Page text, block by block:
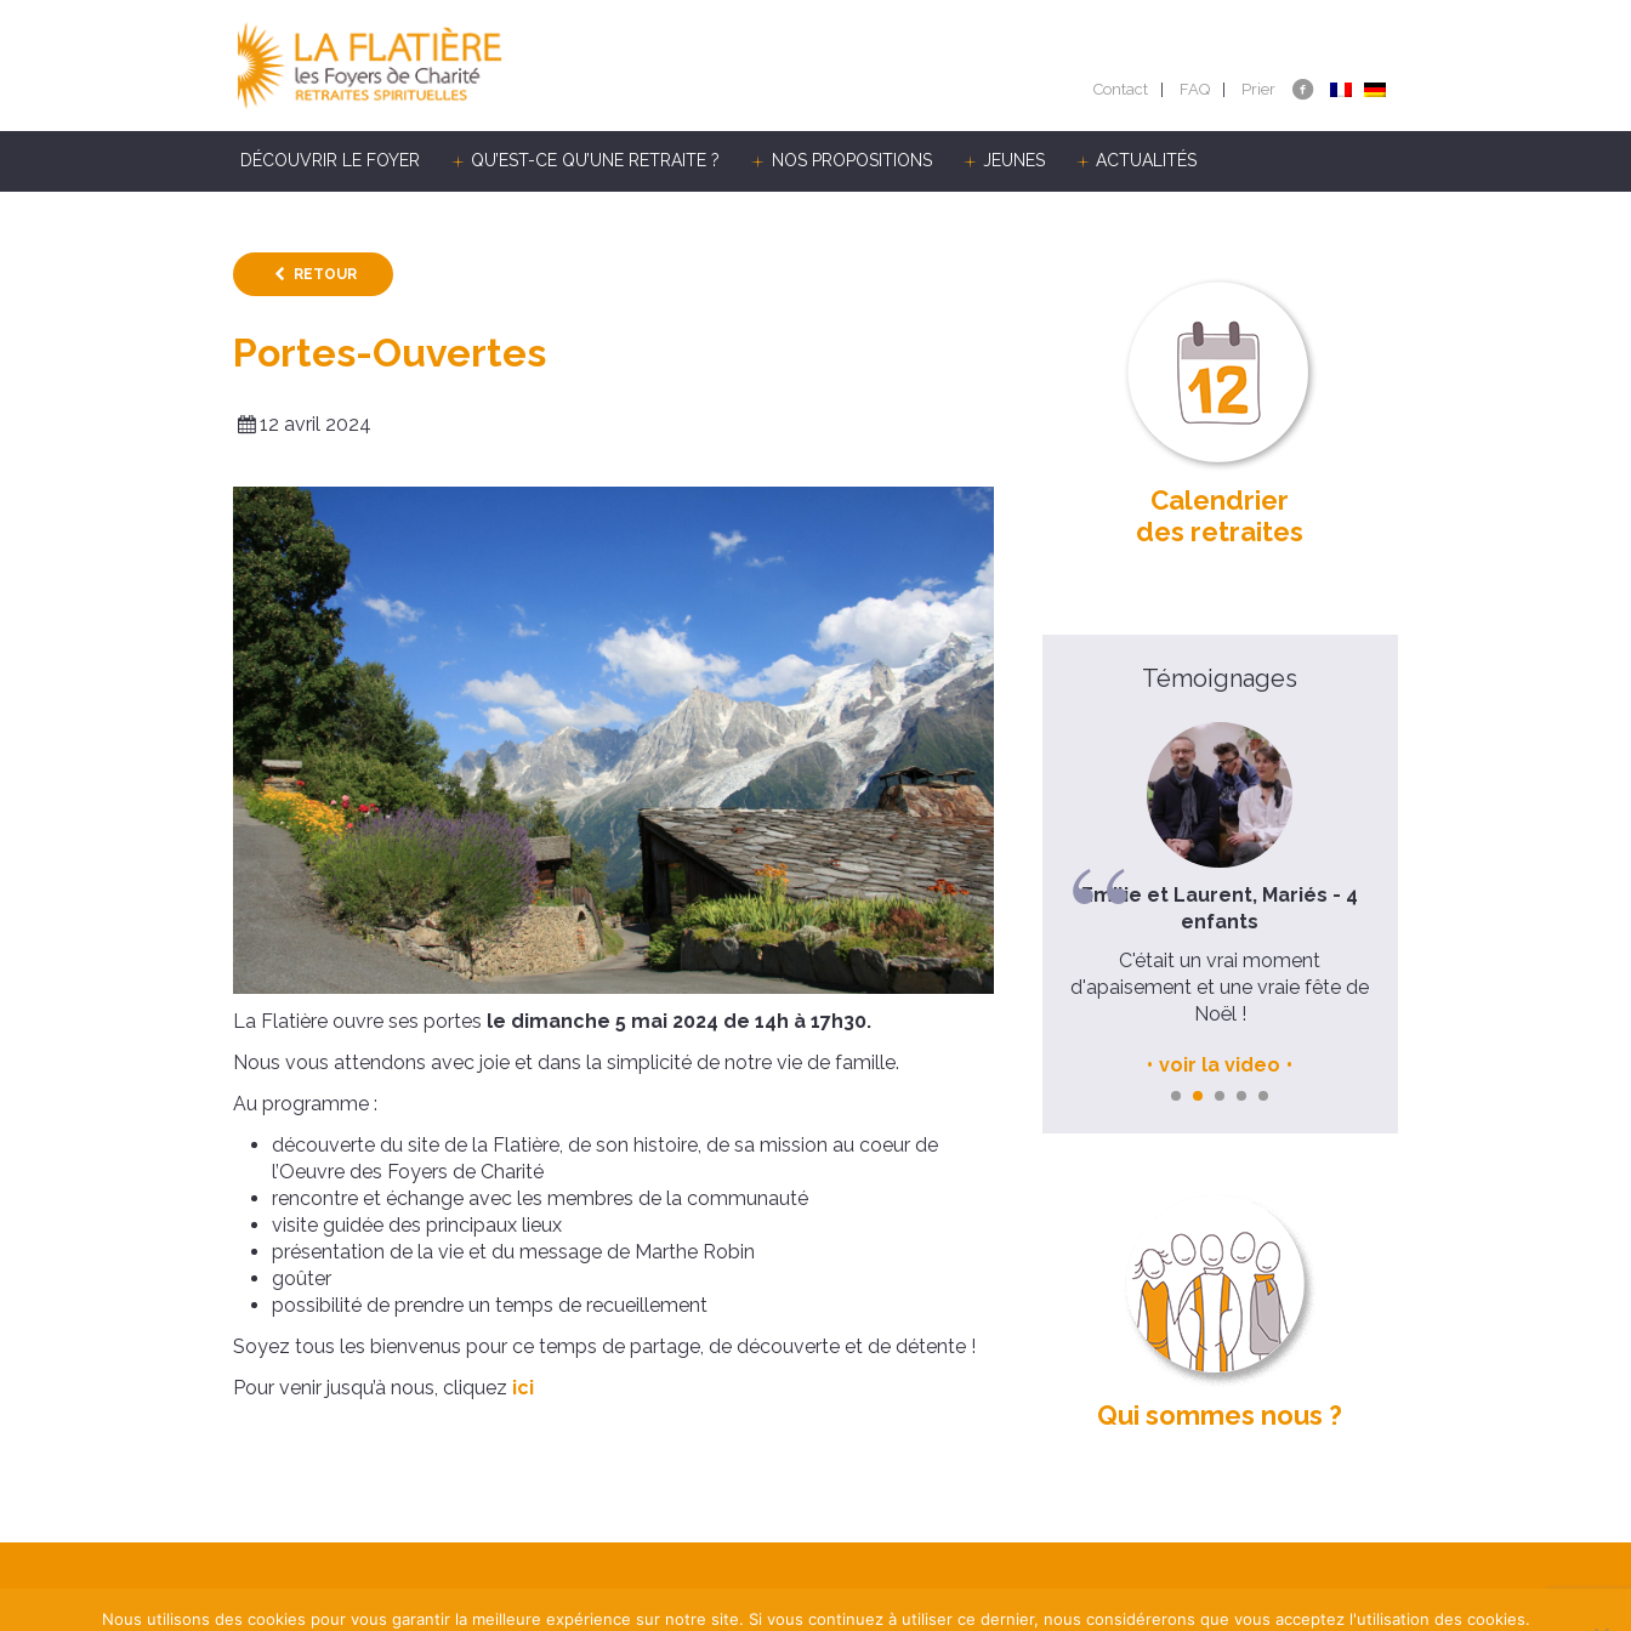
Contact FAQ Prier
DÉCOUVRIR LE FOYER QU’EST-CE QU’UNE RETRAITE ? NOS PROPOSITIONS JEUNES ACTUALITÉS
RETOUR
Portes-Ouvertes
12 avril 2024
La Flatière ouvre ses portes le dimanche 5 mai 2024 de 14h à 17h30.
Nous vous attendons avec joie et dans la simplicité de notre vie de famille.
Au programme :
découverte du site de la Flatière, de son histoire, de sa mission au coeur de
l’Oeuvre des Foyers de Charité
rencontre et échange avec les membres de la communauté
visite guidée des principaux lieux
présentation de la vie et du message de Marthe Robin
goûter
possibilité de prendre un temps de recueillement
Soyez tous les bienvenus pour ce temps de partage, de découverte et de détente !
Pour venir jusqu’à nous, cliquez ici
Calendrier
des retraites
Témoignages
Père Michel, 49 ans
Ma retraite dans un Foyer de
Charité est un moment charnière
dans l'année
voir la video
Père Philippe, 38 ans
Retraite sacerdotale - Prêtres,
allez-y !
voir la video
Emilie et Laurent, Mariés - 4
enfants
C'était un vrai moment
d'apaisement et une vraie fête de
Noël !
voir la video
Qui sommes nous ?
Mentions légales
Nous utilisons des cookies pour vous garantir la meilleure expérience sur notre site. Si vous continuez à utiliser ce dernier, nous considérerons que vous acceptez l'utilisation des cookies.